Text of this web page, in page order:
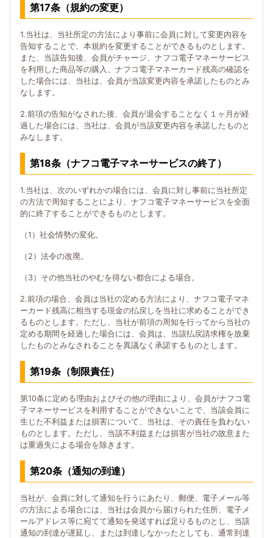
第17条（規約の変更）
1.当社は、当社所定の方法により事前に会員に対して変更内容を
告知することで、本規約を変更することができるものとします。
また、当該告知後、会員がチャージ、ナフコ電子マネーサービス
を利用した商品等の購入、ナフコ電子マネーカード残高の確認を
した場合には、当社は、会員が当該変更内容を承諾したものとみ
なします。
2.前項の告知がなされた後、会員が退会することなく１ヶ月が経
過した場合には、当社は、会員が当該変更内容を承諾したものと
みなします。
第18条（ナフコ電子マネーサービスの終了）
1.当社は、次のいずれかの場合には、会員に対し事前に当社所定
の方法で周知することにより、ナフコ電子マネーサービスを全面
的に終了することができるものとします。
（1）社会情勢の変化。
（2）法令の改廃。
（3）その他当社のやむを得ない都合による場合。
2.前項の場合、会員は当社の定める方法により、ナフコ電子マネ
ーカード残高に相当する現金の払戻しを当社に求めることができ
るものとします。ただし、当社が前項の周知を行ってから当社の
定める期間を経過した場合には、会員は、当該払戻請求権を放棄
したものとみなされることを異議なく承諾するものとします。
第19条（制限責任）
第10条に定める理由およびその他の理由により、会員がナフコ電
子マネーサービスを利用することができないことで、当該会員に
生じた不利益または損害について、当社は、その責任を負わない
ものとします。ただし、当該不利益または損害が当社の故意また
は重過失による場合を除きます。
第20条（通知の到達）
当社が、会員に対して通知を行うにあたり、郵便、電子メール等
の方法による場合には、当社は会員から届けられた住所、電子メ
ールアドレス等に宛てて通知を発送すれば足りるものとし、当該
通知の到達が遅延し、または到達しなかったとしても、通常到達